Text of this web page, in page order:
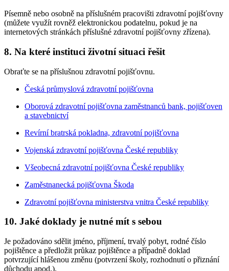
Písemně nebo osobně na příslušném pracovišti zdravotní pojišťovny
(můžete využít rovněž elektronickou podatelnu, pokud je na
internetových stránkách příslušné zdravotní pojišťovny zřízena).
8. Na které instituci životní situaci řešit
Obraťte se na příslušnou zdravotní pojišťovnu.
Česká průmyslová zdravotní pojišťovna
Oborová zdravotní pojišťovna zaměstnanců bank, pojišťoven
a stavebnictví
Revírní bratrská pokladna, zdravotní pojišťovna
Vojenská zdravotní pojišťovna České republiky
Všeobecná zdravotní pojišťovna České republiky
Zaměstnanecká pojišťovna Škoda
Zdravotní pojišťovna ministerstva vnitra České republiky
10. Jaké doklady je nutné mít s sebou
Je požadováno sdělit jméno, příjmení, trvalý pobyt, rodné číslo
pojištěnce a předložit průkaz pojištěnce a případně doklad
potvrzující hlášenou změnu (potvrzení školy, rozhodnutí o přiznání
důchodu apod.).